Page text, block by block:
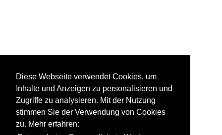
Diese Webseite verwendet Cookies, um
Inhalte und Anzeigen zu personalisieren und
Zugriffe zu analysieren. Mit der Nutzung
stimmen Sie der Verwendung von Cookies
zu. Mehr erfahren: